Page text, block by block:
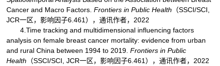
Cancer and Macro Factors.Frontiers in Public Health （SSCI/SCI,
JCR一区，影响因子6.461），通讯作者，2022
4.Time tracking and multidimensional influencing factors
analysis on female breast cancer mortality: evidence from urban
and rural China between 1994 to 2019.Frontiers in Public
Health （SSCI/SCI, JCR一区，影响因子6.461），通讯作者，2022